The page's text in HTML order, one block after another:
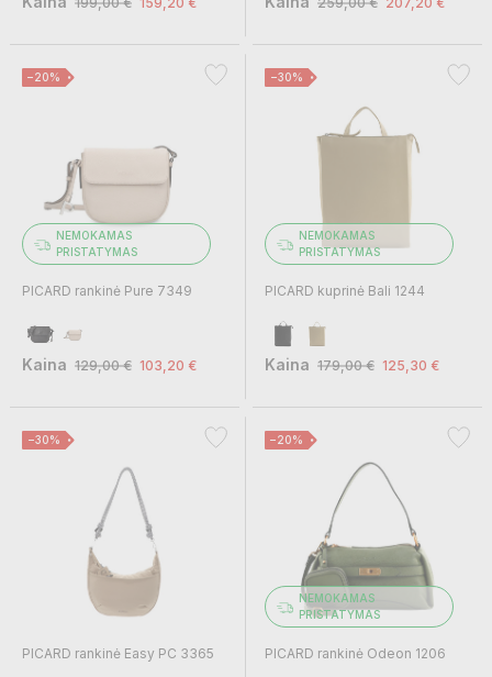
−20%
NEMOKAMAS
PRISTATYMAS
PICARD rankinė Pure 7349
Kaina 129,00 € 103,20 €
−30%
NEMOKAMAS
PRISTATYMAS
PICARD kuprinė Bali 1244
Kaina 179,00 € 125,30 €
−30%
PICARD rankinė Easy PC 3365
−20%
NEMOKAMAS
PRISTATYMAS
PICARD rankinė Odeon 1206